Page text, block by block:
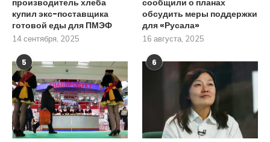
производитель хлеба
купил экс-поставщика
готовой еды для ПМЭФ
14 сентября, 2025
сообщили о планах
обсудить меры поддержки
для «Русала»
16 августа, 2025
5 6